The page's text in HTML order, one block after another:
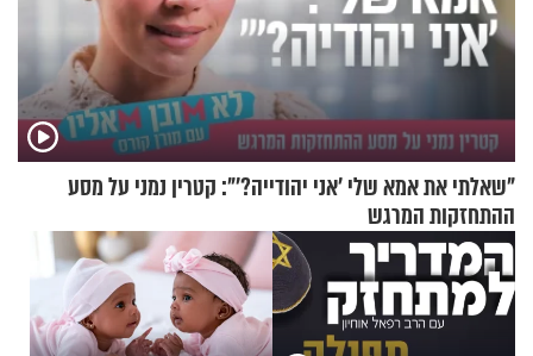
"שאלתי את אמא שלי 'אני יהודייה?'": קטרין נמני על מסע
ההתחזקות המרגש